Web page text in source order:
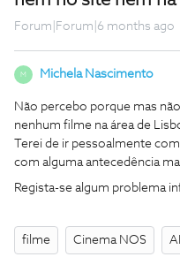
Forum|Forum|6 months ago
M Michela Nascimento
Não percebo porque mas
nenhum filme na área de
Terei de ir pessoalmente
com alguma antecedência
Regista-se algum problema
filme Cinema NOS